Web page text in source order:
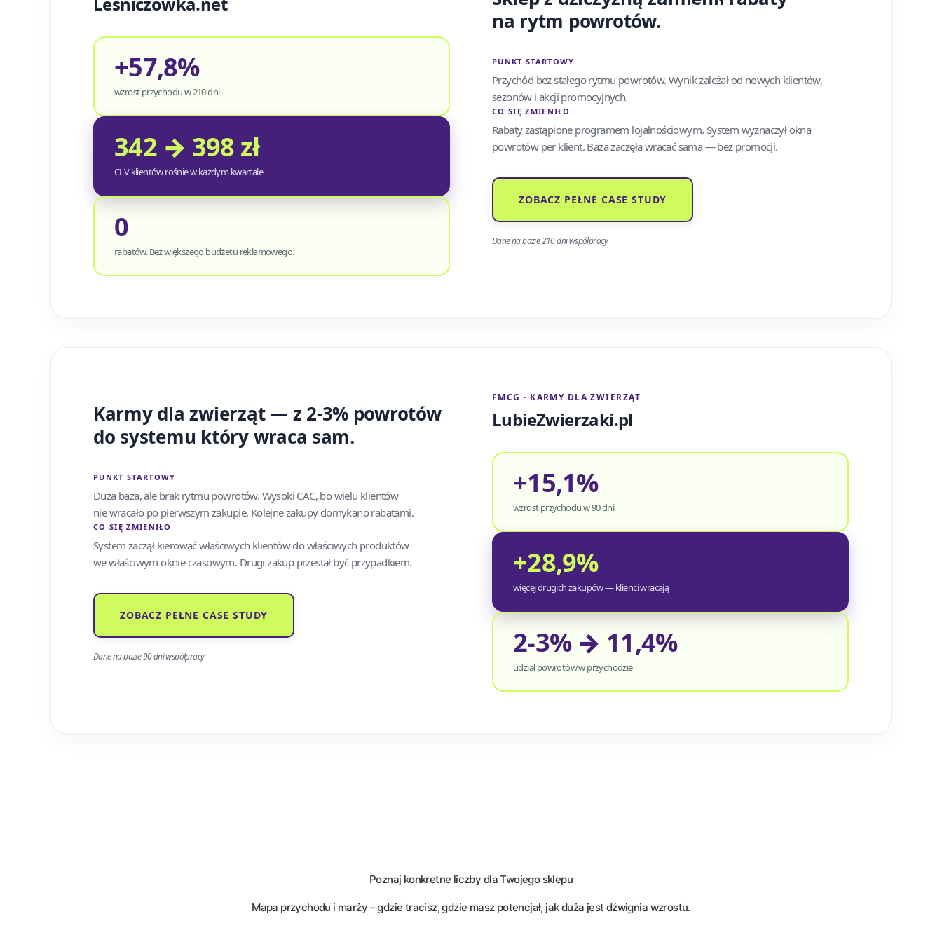
+57,8%
wzrost przychodu w 210 dni
342 → 398 zł
CLV klientów rośnie w każdym kwartale
0
rabatów. Bez większego budżetu reklamowego.
na rytm powrotów.
PUNKT STARTOWY
Przychód bez stałego rytmu powrotów. Wynik zależał od nowych klientów,
sezonów i akcji promocyjnych.
CO SIĘ ZMIENIŁO
Rabaty zastąpione programem lojalnościowym. System wyznaczył okna
powrotów per klient. Baza zaczęła wracać sama — bez promocji.
ZOBACZ PEŁNE CASE STUDY
Dane na bazie 210 dni współpracy
Karmy dla zwierząt — z 2-3% powrotów
do systemu który wraca sam.
PUNKT STARTOWY
Duża baza, ale brak rytmu powrotów. Wysoki CAC, bo wielu klientów
nie wracało po pierwszym zakupie. Kolejne zakupy domykano rabatami.
CO SIĘ ZMIENIŁO
System zaczął kierować właściwych klientów do właściwych produktów
we właściwym oknie czasowym. Drugi zakup przestał być przypadkiem.
ZOBACZ PEŁNE CASE STUDY
Dane na bazie 90 dni współpracy
FMCG · KARMY DLA ZWIERZĄT
LubieZwierzaki.pl
+15,1%
wzrost przychodu w 90 dni
+28,9%
więcej drugich zakupów — klienci wracają
2-3% → 11,4%
udział powrotów w przychodzie
Poznaj konkretne liczby dla Twojego sklepu
Mapa przychodu i marży – gdzie tracisz, gdzie masz potencjał, jak duża jest dźwignia wzrostu.